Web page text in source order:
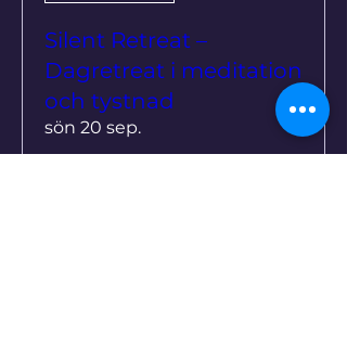
Silent Retreat –
Dagretreat i meditation
och tystnad
sön 20 sep.